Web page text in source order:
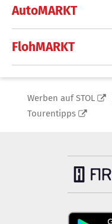
AutoMARKT
FlohMARKT
Werben auf STOL
Tourentipps